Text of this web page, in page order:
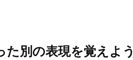
た別の表現を覚えよう